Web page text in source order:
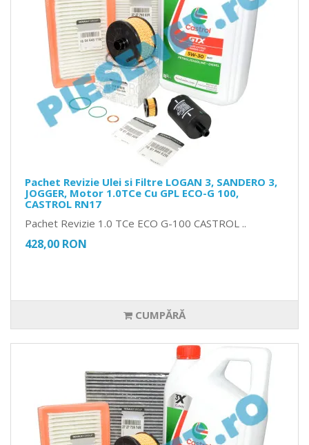
Pachet Revizie Ulei si Filtre LOGAN 3, SANDERO 3,
JOGGER, Motor 1.0TCe Cu GPL ECO-G 100,
CASTROL RN17
Pachet Revizie 1.0 TCe ECO G-100 CASTROL ..
428,00 RON
CUMPĂRĂ